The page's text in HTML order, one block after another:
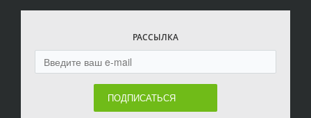
РАССЫЛКА
ПОДПИСАТЬСЯ